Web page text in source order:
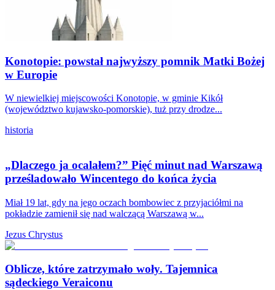
Konotopie: powstał najwyższy pomnik Matki Bożej
w Europie
W niewielkiej miejscowości Konotopie, w gminie Kikół
(województwo kujawsko-pomorskie), tuż przy drodze...
historia
„Dlaczego ja ocalałem?” Pięć minut nad Warszawą
prześladowało Wincentego do końca życia
Miał 19 lat, gdy na jego oczach bombowiec z przyjaciółmi na
pokładzie zamienił się nad walczącą Warszawą w...
Jezus Chrystus
Oblicze, które zatrzymało woły. Tajemnica
sądeckiego Veraiconu